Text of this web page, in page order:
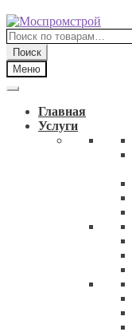
Перейти
к
навигации
Перейти
к
содержимому
Искать:
Поиск
Меню
Главная
Услуги